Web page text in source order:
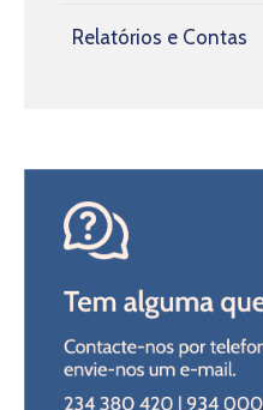
Relatórios e Contas